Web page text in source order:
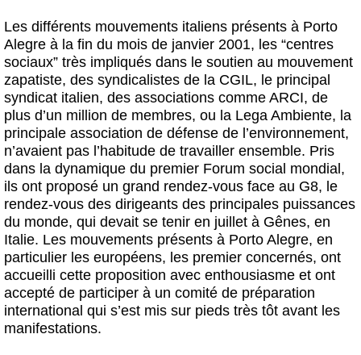
Les différents mouvements italiens présents à Porto
Alegre à la fin du mois de janvier 2001, les “centres
sociaux” très impliqués dans le soutien au mouvement
zapatiste, des syndicalistes de la CGIL, le principal
syndicat italien, des associations comme ARCI, de
plus d’un million de membres, ou la Lega Ambiente, la
principale association de défense de l’environnement,
n’avaient pas l’habitude de travailler ensemble. Pris
dans la dynamique du premier Forum social mondial,
ils ont proposé un grand rendez-vous face au G8, le
rendez-vous des dirigeants des principales puissances
du monde, qui devait se tenir en juillet à Gênes, en
Italie. Les mouvements présents à Porto Alegre, en
particulier les européens, les premier concernés, ont
accueilli cette proposition avec enthousiasme et ont
accepté de participer à un comité de préparation
international qui s’est mis sur pieds très tôt avant les
manifestations.